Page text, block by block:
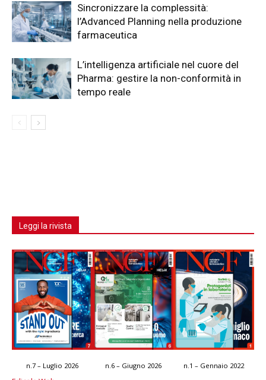
Sincronizzare la complessità:
l’Advanced Planning nella produzione
farmaceutica
L’intelligenza artificiale nel cuore del
Pharma: gestire la non-conformità in
tempo reale
Leggi la rivista
n.7 – Luglio 2026 n.6 – Giugno 2026 n.1 – Gennaio 2022